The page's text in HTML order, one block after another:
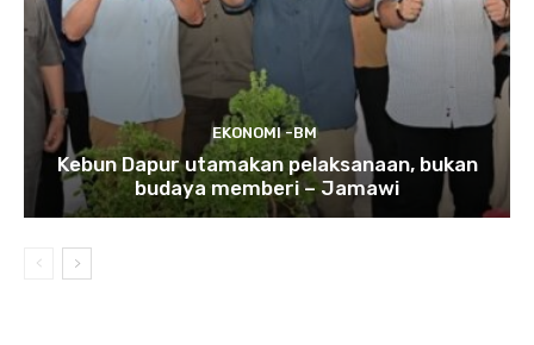
EKONOMI -BM
Kebun Dapur utamakan pelaksanaan, bukan
budaya memberi – Jamawi